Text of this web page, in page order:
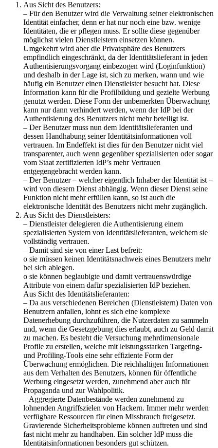
Aus Sicht des Benutzers:
– Für den Benutzer wird die Verwaltung seiner elektronischen
Identität einfacher, denn er hat nur noch eine bzw. wenige
Identitäten, die er pflegen muss. Er sollte diese gegenüber
möglichst vielen Dienstleistern einsetzen können.
Umgekehrt wird aber die Privatsphäre des Benutzers
empfindlich eingeschränkt, da der Identitätslieferant in jeden
Authentisierungsvorgang einbezogen wird (Loginfunktion)
und deshalb in der Lage ist, sich zu merken, wann und wie
häufig ein Benutzer einen Dienstleister besucht hat. Diese
Information kann für die Profilbildung und gezielte Werbung
genutzt werden. Diese Form der unbemerkten Überwachung
kann nur dann verhindert werden, wenn der IdP bei der
Authentisierung des Benutzers nicht mehr beteiligt ist.
– Der Benutzer muss nun dem Identitätslieferanten und
dessen Handhabung seiner Identitätsinformationen voll
vertrauen. Im Endeffekt ist dies für den Benutzer nicht viel
transparenter, auch wenn gegenüber spezialisierten oder sogar
vom Staat zertifizierten IdP’s mehr Vertrauen
entgegengebracht werden kann.
– Der Benutzer – welcher eigentlich Inhaber der Identität ist –
wird von diesem Dienst abhängig. Wenn dieser Dienst seine
Funktion nicht mehr erfüllen kann, so ist auch die
elektronische Identität des Benutzers nicht mehr zugänglich.
Aus Sicht des Dienstleisters:
– Dienstleister delegieren die Authentisierung einem
spezialisierten System von Identitätslieferanten, welchem sie
vollständig vertrauen.
– Damit sind sie von einer Last befreit:
o sie müssen keinen Identitätsnachweis eines Benutzers mehr
bei sich ablegen.
o sie können beglaubigte und damit vertrauenswürdige
Attribute von einem dafür spezialisierten IdP beziehen.
Aus Sicht des Identitätslieferanten:
– Da aus verschiedenen Bereichen (Dienstleistern) Daten von
Benutzern anfallen, lohnt es sich eine komplexe
Datenerhebung durchzuführen, die Nutzerdaten zu sammeln
und, wenn die Gesetzgebung dies erlaubt, auch zu Geld damit
zu machen. Es besteht die Versuchung mehrdimensionale
Profile zu erstellen, welche mit leistungsstarken Targeting-
und Profiling-Tools eine sehr effiziente Form der
Überwachung ermöglichen. Die reichhaltigen Informationen
aus dem Verhalten des Benutzers, können für öffentliche
Werbung eingesetzt werden, zunehmend aber auch für
Propaganda und zur Wahlpolitik.
– Aggregierte Datenbestände werden zunehmend zu
lohnenden Angriffszielen von Hackern. Immer mehr werden
verfügbare Ressourcen für einen Missbrauch freigesetzt.
Gravierende Sicherheitsprobleme können auftreten und sind
fast nicht mehr zu handhaben. Ein solcher IdP muss die
Identitätsinformationen besonders gut schützen.